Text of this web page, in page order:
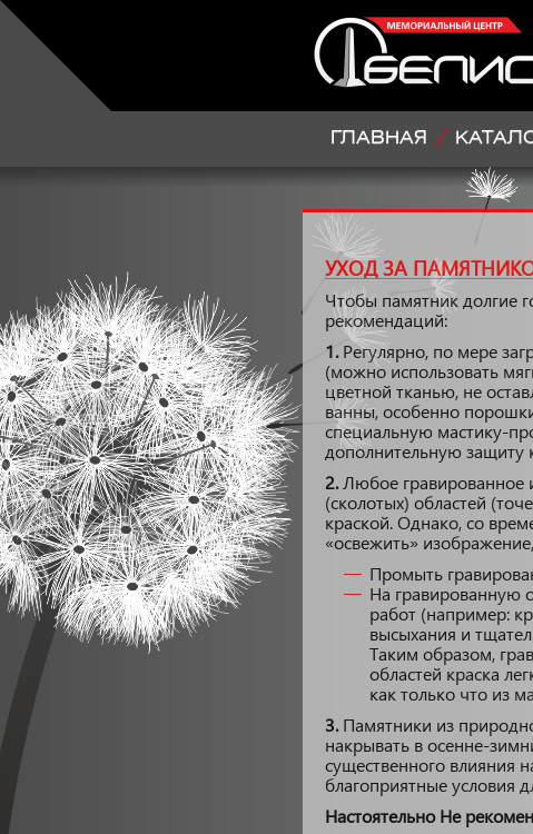
ГЛАВНАЯ
УХОД ЗА
Чтобы памятник долгие
рекомендаций:
1.Регулярно, по мере
(можно использовать
цветной тканью, не
ванны, особенно
специальную мастику-
дополнительную защиту
2.Любое гравированное
(сколотых) областей
краской. Однако, со
«освежить»
Промыть
На гравированную
работ (например:
высыхания и
Таким образом,
областей краска
как только что из
3.Памятники из
накрывать в осенне-
существенного влияния
благоприятные условия
Настоятельно Не